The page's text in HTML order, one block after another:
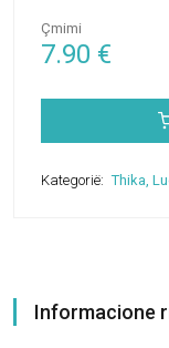
Çmimi
7.90 €
Kategorië: Thika,
Informacione